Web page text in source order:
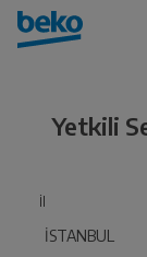
Yetkili
İl